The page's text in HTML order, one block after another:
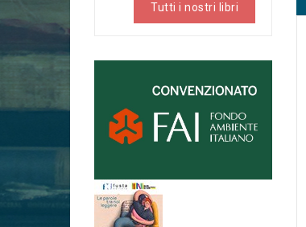
Tutti i nostri libri